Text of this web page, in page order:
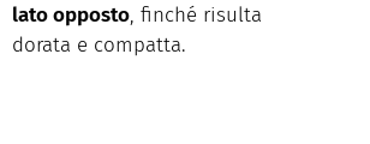
lato opposto, finché risulta
dorata e compatta.